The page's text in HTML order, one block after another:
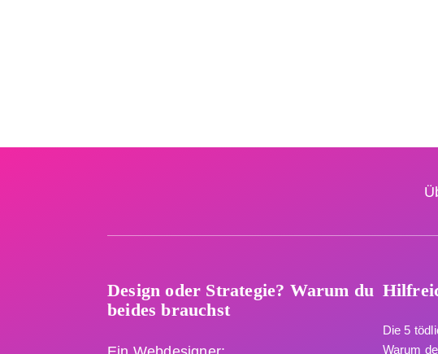
Design oder Strategie? Warum du
beides brauchst
Die 5
Warum